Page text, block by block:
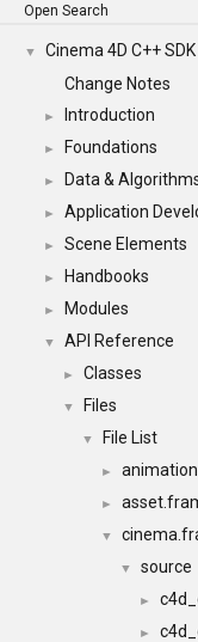
Open Search
▼
Cinema 4D C++ SDK
Change Notes
► Introduction
► Foundations
► Data &
► Application
► Scene Elements
► Handbooks
► Modules
▼ API Reference
► Classes
▼ Files
▼ File List
►
►
▼
▼ source
►
►